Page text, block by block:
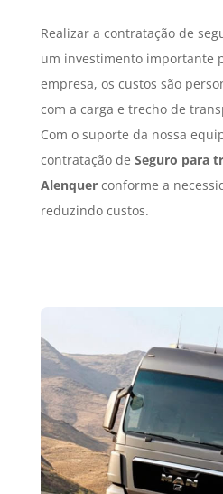
Realizar a contratação de
um investimento importante
empresa, os custos são
com a carga e trecho de
Com o suporte da nossa
contratação de Seguro para
Alenquerconforme a
reduzindo custos.